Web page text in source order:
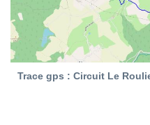
Trace gps : Circuit Le